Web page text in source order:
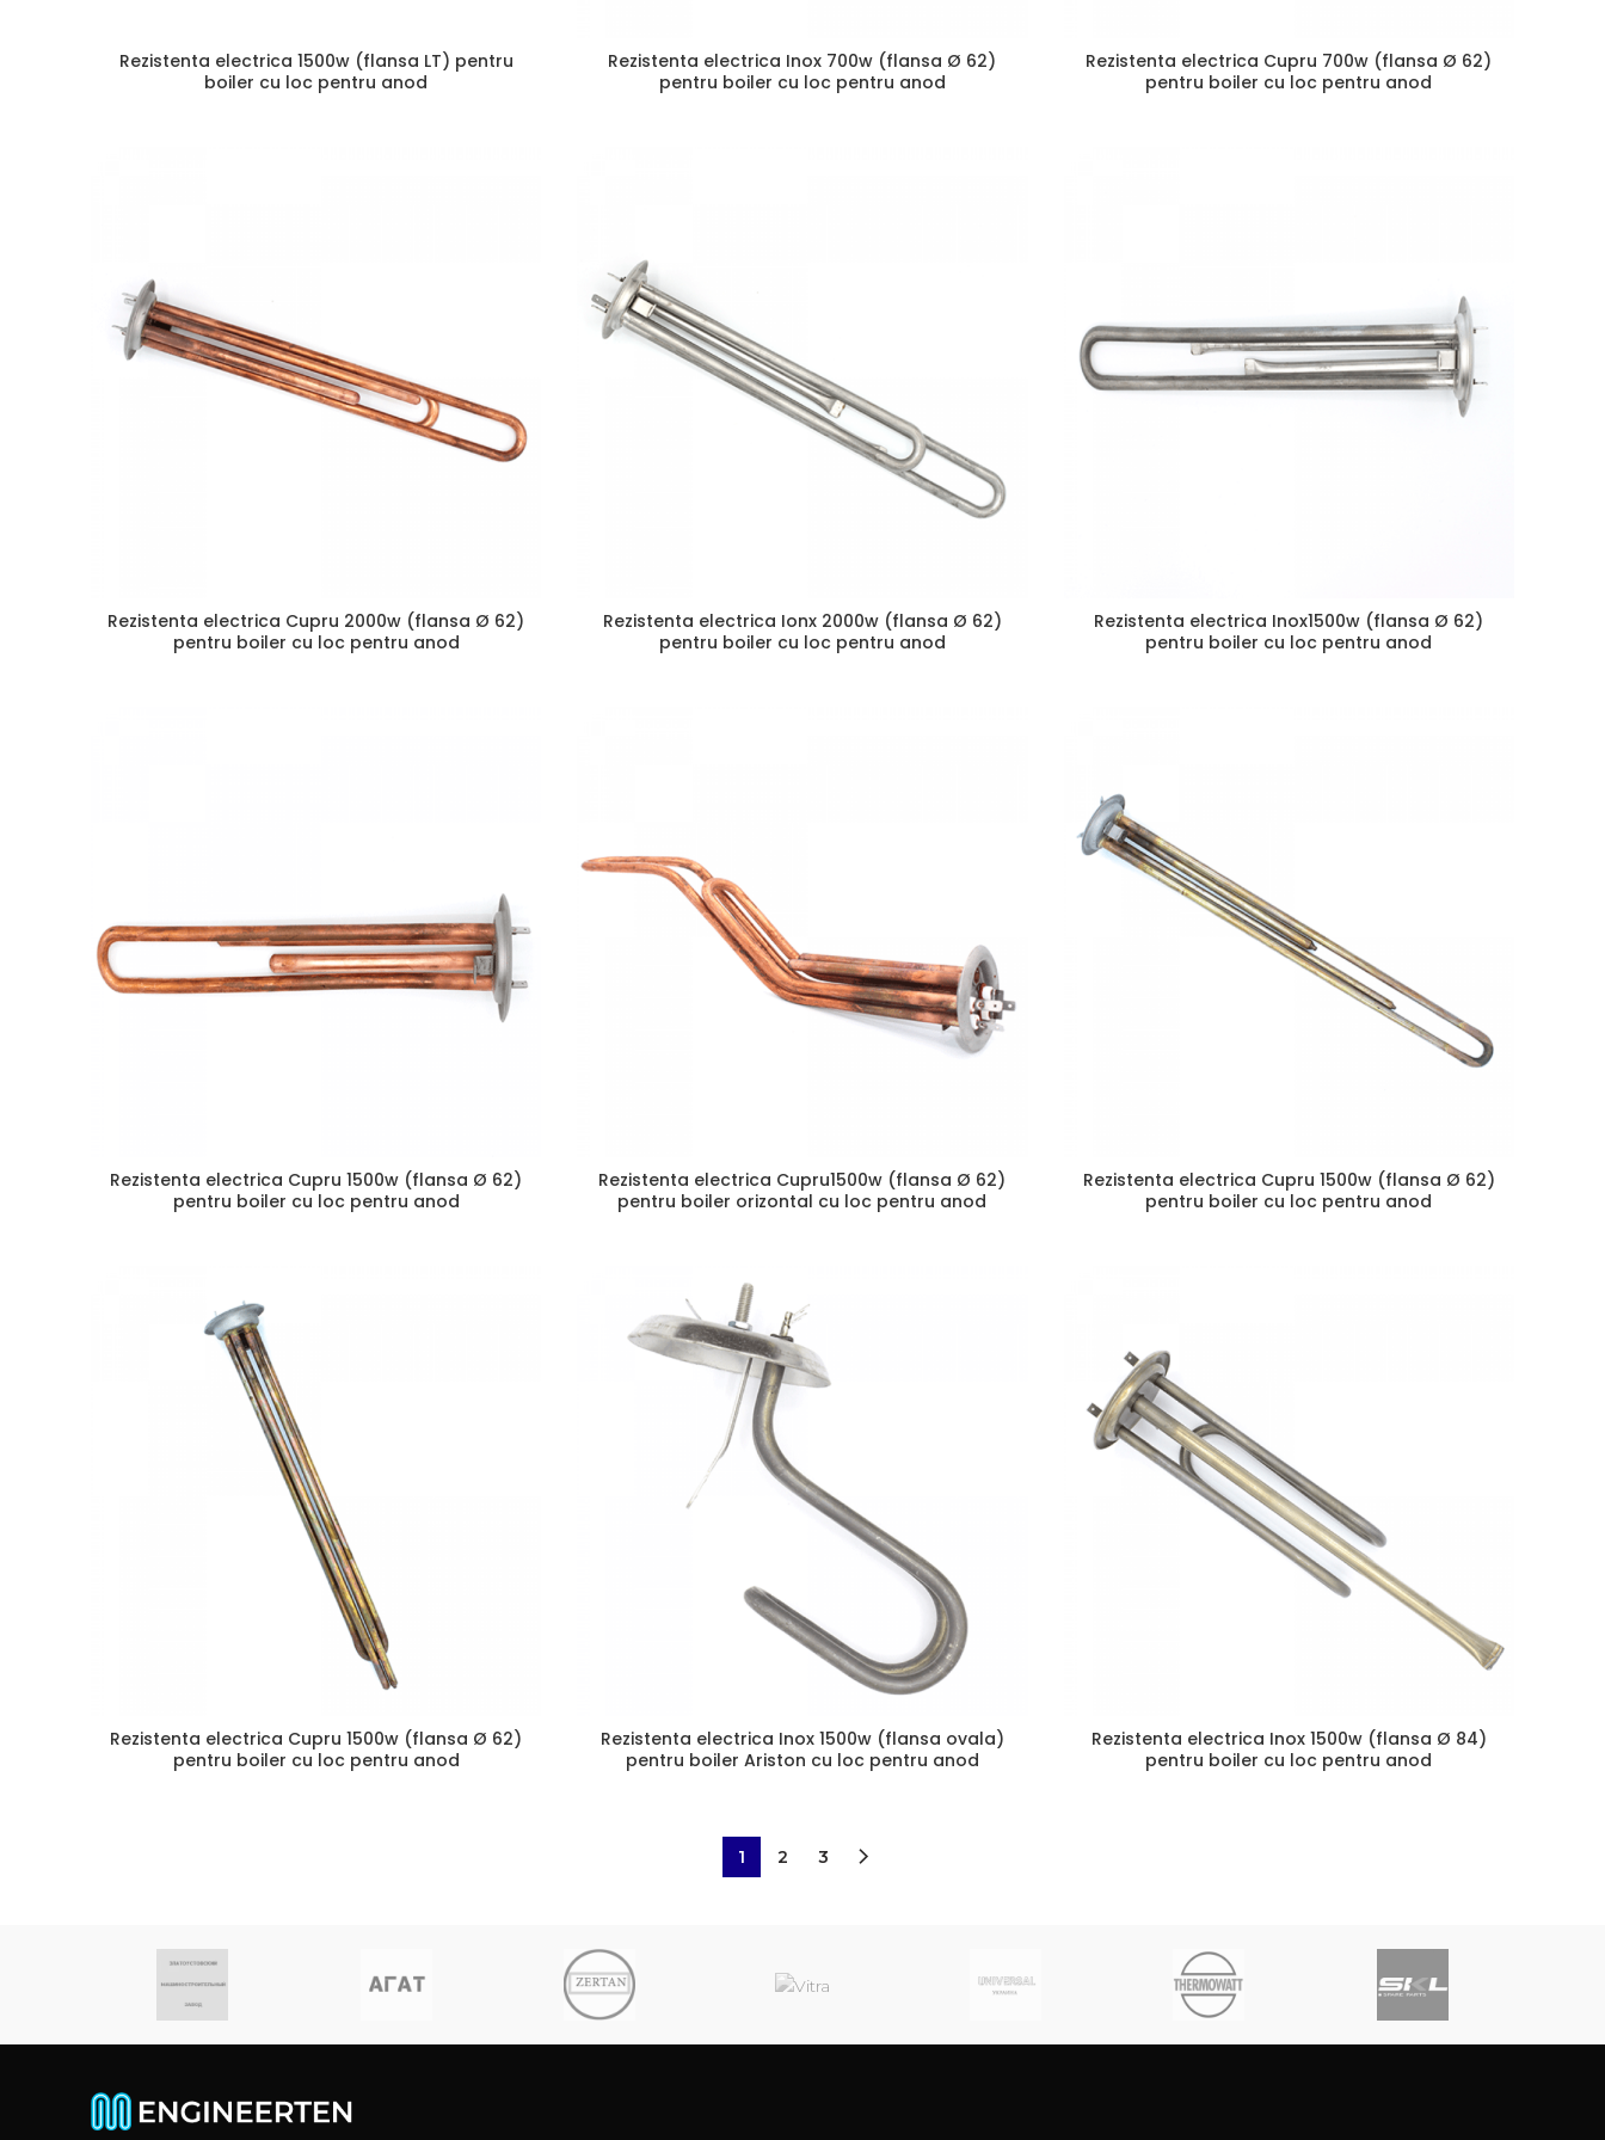
Rezistenta electrica 1500w (flansa LT) pentru
boiler cu loc pentru anod
Rezistenta electrica Inox 700w (flansa Ø 62)
pentru boiler cu loc pentru anod
Rezistenta electrica Cupru 700w (flansa Ø 62)
pentru boiler cu loc pentru anod
Rezistenta electrica Cupru 2000w (flansa Ø 62)
pentru boiler cu loc pentru anod
Rezistenta electrica Ionx 2000w (flansa Ø 62)
pentru boiler cu loc pentru anod
Rezistenta electrica Inox1500w (flansa Ø 62)
pentru boiler cu loc pentru anod
Rezistenta electrica Cupru 1500w (flansa Ø 62)
pentru boiler cu loc pentru anod
Rezistenta electrica Cupru1500w (flansa Ø 62)
pentru boiler orizontal cu loc pentru anod
Rezistenta electrica Cupru 1500w (flansa Ø 62)
pentru boiler cu loc pentru anod
Rezistenta electrica Cupru 1500w (flansa Ø 62)
pentru boiler cu loc pentru anod
Rezistenta electrica Inox 1500w (flansa ovala)
pentru boiler Ariston cu loc pentru anod
Rezistenta electrica Inox 1500w (flansa Ø 84)
pentru boiler cu loc pentru anod
1 2 3